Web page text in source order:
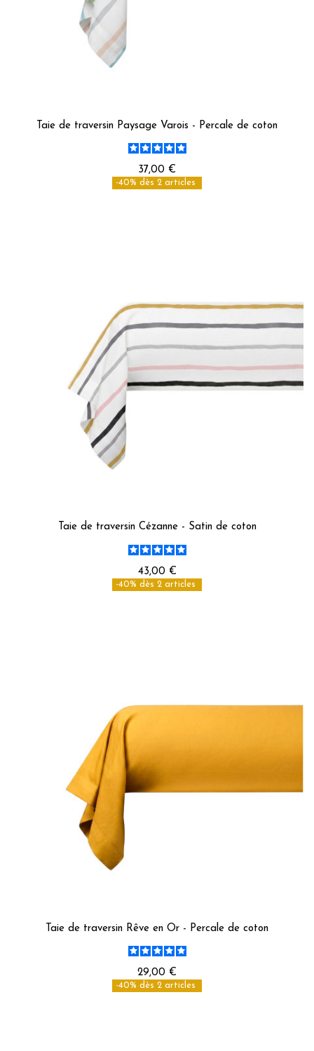
Taie de traversin Paysage Varois - Percale de coton
37,00 €
-40% dès 2 articles
Taie de traversin Cézanne - Satin de coton
43,00 €
-40% dès 2 articles
Taie de traversin Rêve en Or - Percale de coton
29,00 €
-40% dès 2 articles